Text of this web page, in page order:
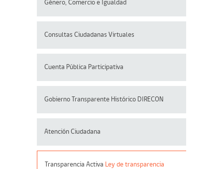
Género, Comercio e Igualdad
Consultas Ciudadanas Virtuales
Cuenta Pública Participativa
Gobierno Transparente Histórico DIRECON
Atención Ciudadana
Transparencia Activa Ley de transparencia